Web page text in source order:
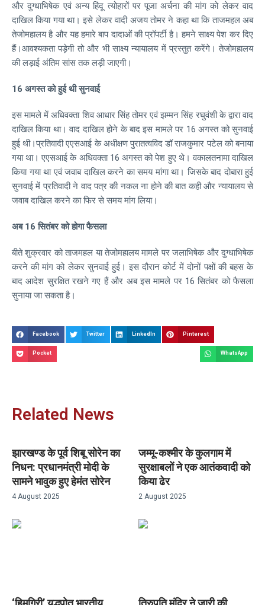
और दुग्धाभिषेक एवं अन्य हिंदू त्योहारों पर पूजा अर्चना की मांग को लेकर वाद
दाखिल किया गया था। इसे लेकर वादी अजय तोमर ने कहा था कि ताजमहल अब
तेजोमहालय है और यह हमारे बाप दादाओं की प्रॉपर्टी है। हमने साक्ष्य पेश कर दिए
हैं।आवश्यकता पड़ेगी तो और भी साक्ष्य न्यायालय में प्रस्तुत करेंगे। तेजोमहालय
की लड़ाई अंतिम सांस तक लड़ी जाएगी।
16 अगस्त को हुई थी सुनवाई
इस मामले में अधिवक्ता शिव आधार सिंह तोमर एवं झम्मन सिंह रघुवंशी के द्वारा वाद
दाखिल किया था। वाद दाखिल होने के बाद इस मामले पर 16 अगस्त को सुनवाई
हुई थी।प्रतिवादी एएसआई के अधीक्षण पुरातत्वविद डॉ राजकुमार पटेल को बनाया
गया था। एएसआई के अधिवक्ता 16 अगस्त को पेश हुए थे। वकालतनामा दाखिल
किया गया था एवं जवाब दाखिल करने का समय मांगा था। जिसके बाद दोबारा हुई
सुनवाई में प्रतिवादी ने वाद पत्र की नकल ना होने की बात कही और न्यायालय से
जवाब दाखिल करने का फिर से समय मांग लिया।
अब 16 सितंबर को होगा फैसला
बीते शुक्रवार को ताजमहल या तेजोमहालय मामले पर जलाभिषेक और दुग्धाभिषेक
करने की मांग को लेकर सुनवाई हुई। इस दौरान कोर्ट में दोनों पक्षों की बहस के
बाद आदेश सुरक्षित रखने गए हैं और अब इस मामले पर 16 सितंबर को फैसला
सुनाया जा सकता है।
Facebook Twitter LinkedIn Pinterest
Pocket WhatsApp
Related News
झारखण्ड के पूर्व शिबू सोरेन का
निधन: प्रधानमंत्री मोदी के
सामने भावुक हुए हेमंत सोरेन
4 August 2025
जम्मू-कश्मीर के कुलगाम में
सुरक्षाबलों ने एक आतंकवादी को
किया ढेर
2 August 2025